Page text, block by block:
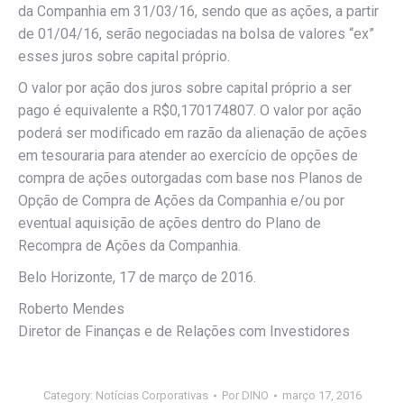
da Companhia em 31/03/16, sendo que as ações, a partir
de 01/04/16, serão negociadas na bolsa de valores “ex”
esses juros sobre capital próprio.
O valor por ação dos juros sobre capital próprio a ser
pago é equivalente a R$0,170174807. O valor por ação
poderá ser modificado em razão da alienação de ações
em tesouraria para atender ao exercício de opções de
compra de ações outorgadas com base nos Planos de
Opção de Compra de Ações da Companhia e/ou por
eventual aquisição de ações dentro do Plano de
Recompra de Ações da Companhia.
Belo Horizonte, 17 de março de 2016.
Roberto Mendes
Diretor de Finanças e de Relações com Investidores
Category: Notícias Corporativas Por DINO março 17, 2016